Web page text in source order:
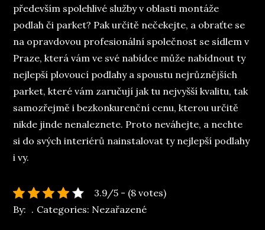
především spolehlivé služby v oblasti montáže
podlah či parket? Pak určitě nečekejte, a obraťte se
na opravdovou profesionální společnost se sídlem v
Praze, která vám ve své nabídce může nabídnout ty
nejlepší plovoucí podlahy a spoustu nejrůznějších
parket, které vám zaručují jak tu nejvyšší kvalitu, tak
samozřejmě i bezkonkurenční cenu, kterou určitě
nikde jinde nenaleznete. Proto neváhejte, a nechte
si do svých interiérů nainstalovat ty nejlepší podlahy
i vy.
3.9/5 - (8 votes)
By:
Categories: Nezařazené